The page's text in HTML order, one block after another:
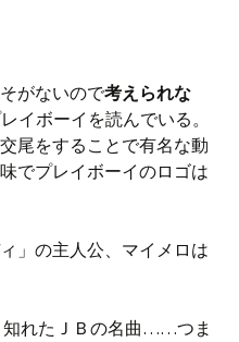
がないので考えられな
イボーイを読んでいる。
尾をすることで有名な動
でプレイボーイのロゴは
」の主人公、マイメロは
知れたＪＢの名曲……つま